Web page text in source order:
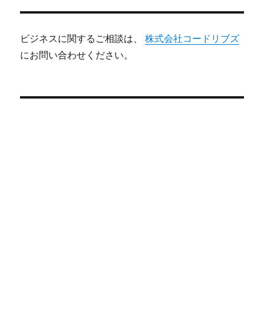
ビジネスに関するご相談は、株式会社コードリブズ
にお問い合わせください。